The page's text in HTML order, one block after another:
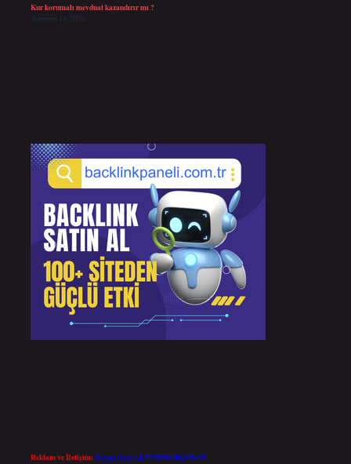
Kur korumalı mevduat kazandırır mı ?
Temmuz 14, 2026
Reklam ve İletişim:Skype: live:.cid.575569c608265c69